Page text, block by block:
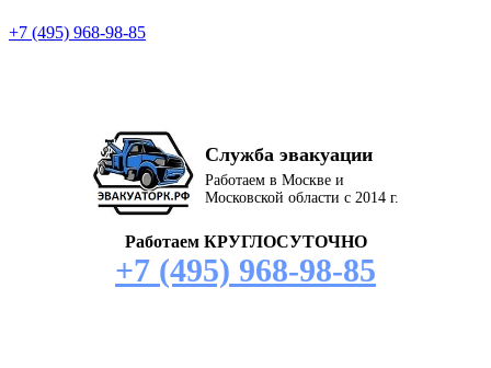
+7 (495) 968-98-85
Служба эвакуации
Работаем в Москве и
Московской области с 2014 г.
Работаем КРУГЛОСУТОЧНО
+7 (495) 968-98-85